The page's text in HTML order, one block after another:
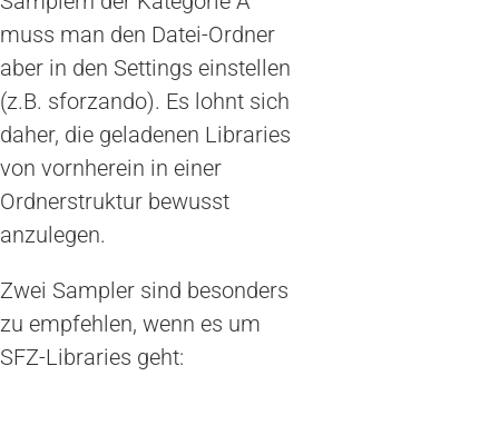
muss man den Datei-Ordner
aber in den Settings einstellen
(z.B. sforzando). Es lohnt sich
daher, die geladenen Libraries
von vornherein in einer
Ordnerstruktur bewusst
anzulegen.
Zwei Sampler sind besonders
zu empfehlen, wenn es um
SFZ-Libraries geht: